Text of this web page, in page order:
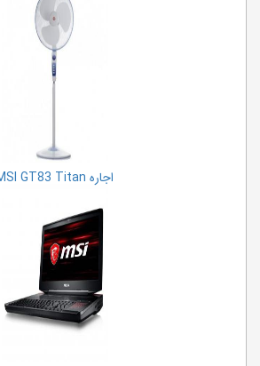
اجاره MSI GT83 Titan